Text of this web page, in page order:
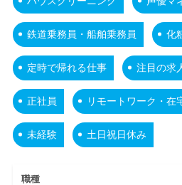
鉄道乗務員・船舶乗務員 化
定時で帰れる仕事 注目の求
正社員 リモートワーク・在
未経験 土日祝日休み
職種